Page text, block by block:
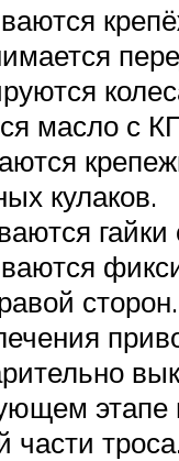
масло с
кулаков.
этапе
части